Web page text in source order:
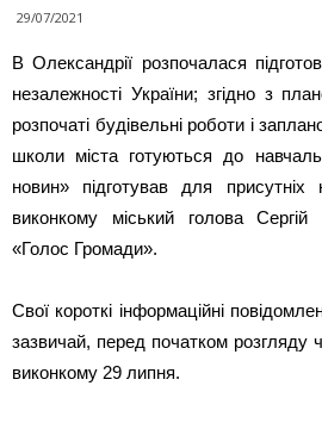
29/07/2021
В Олександрії розпочалася
незалежності України; згідно з
розпочаті будівельні роботи і
школи міста готуються до
новин» підготував для присутніх
виконкому міський голова Сергій
«Голос Громади».
Свої короткі інформаційні
зазвичай, перед початком розгляду
виконкому 29 липня.